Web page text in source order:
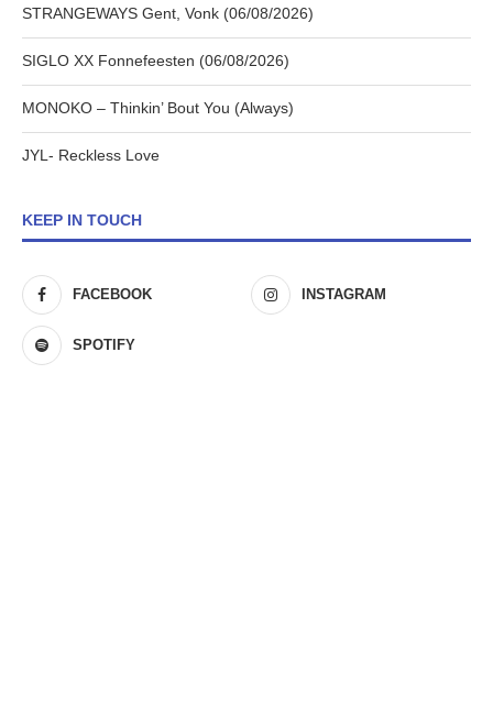
STRANGEWAYS Gent, Vonk (06/08/2026)
SIGLO XX Fonnefeesten (06/08/2026)
MONOKO – Thinkin’ Bout You (Always)
JYL- Reckless Love
KEEP IN TOUCH
FACEBOOK INSTAGRAM
SPOTIFY